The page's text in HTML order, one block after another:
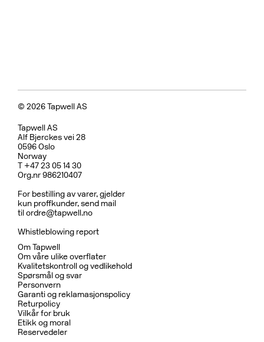
© 2026 Tapwell AS
Tapwell AS
Alf Bjerckes vei 28
0596 Oslo
Norway
T +47 23 05 14 30
Org.nr 986210407
For bestilling av varer, gjelder
kun proffkunder, send mail
tilordre@tapwell.no
Whistleblowing report
Om Tapwell
Om våre ulike overflater
Kvalitetskontroll og vedlikehold
Spørsmål og svar
Personvern
Garanti og reklamasjonspolicy
Returpolicy
Vilkår for bruk
Etikk og moral
Reservedeler